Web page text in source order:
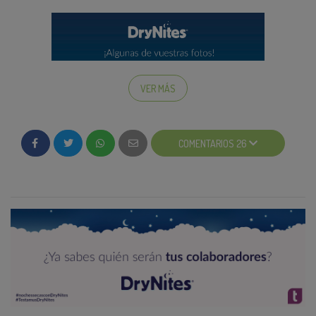
Kimberly-Clark para la mejor postal. ¡Aseguraos de
enviar la imagen correcta de la postal y sumad esos
450 testa-tickets!
VER MÁS
COMENTARIOS 26